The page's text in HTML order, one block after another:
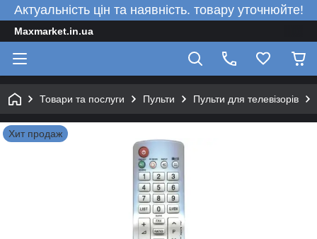
Актуальність цін та наявність. товару уточнюйте!
Maxmarket.in.ua
Товари та послуги Пульти Пульти для телевізорів
Хит продаж